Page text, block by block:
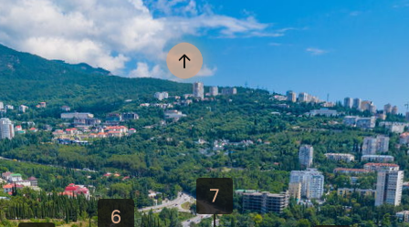


Выбрать квартиру
Выбрать квартиру